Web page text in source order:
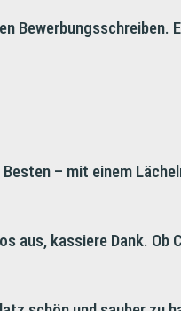
Bewerbungsschreiben.
– mit einem
aus, kassiere Dank. Ob